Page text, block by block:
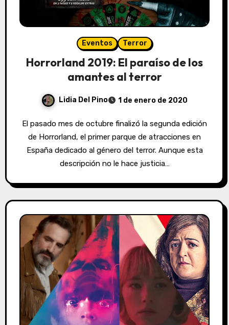
Eventos Terror
Horrorland 2019: El paraíso de los
amantes al terror
Lidia Del Pino 1 de enero de 2020
El pasado mes de octubre finalizó la segunda edición
de Horrorland, el primer parque de atracciones en
España dedicado al género del terror. Aunque esta
descripción no le hace justicia…